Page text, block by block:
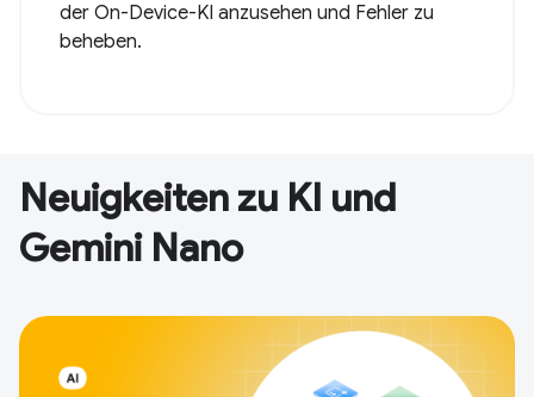
der On-Device-KI anzusehen und Fehler zu
beheben.
Neuigkeiten zu KI und
Gemini Nano